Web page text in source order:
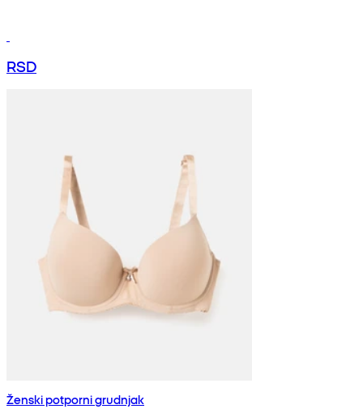
RSD
Ženski potporni grudnjak